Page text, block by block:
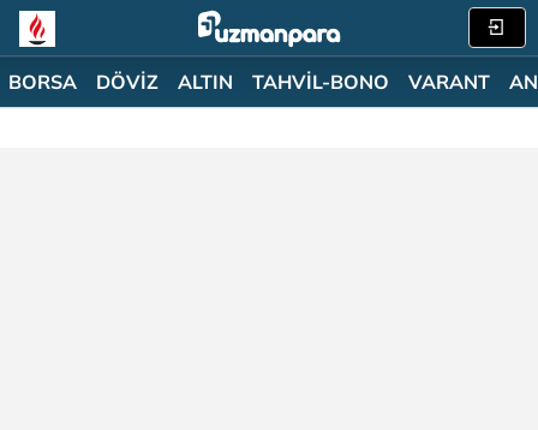
BORSA DÖVİZ ALTIN TAHVİL-BONO VARANT